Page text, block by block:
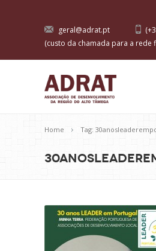
geral@adrat.pt
(custo da chamada para a rede
Home Tag: